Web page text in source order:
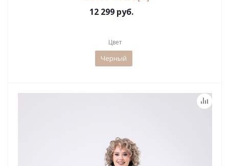
12 299 руб.
Цвет
Черный